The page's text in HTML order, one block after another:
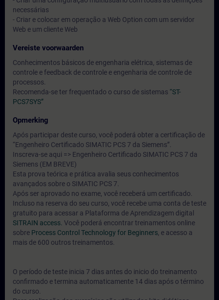
necessárias
- Criar e colocar em operação a Web Option com um servidor
Web e um cliente Web
Vereiste voorwaarden
Conhecimentos básicos de engenharia elétrica, sistemas de
controle e feedback de controle e engenharia de controle de
processos.
Recomenda-se ter frequentado o curso de sistemas “ST-
PCS7SYS”
Opmerking
Após participar deste curso, você poderá obter a certificação de
“Engenheiro Certificado SIMATIC PCS 7 da Siemens”.
Inscreva-se aqui => Engenheiro Certificado SIMATIC PCS 7 da
Siemens (EM BREVE)
Esta prova teórica e prática avalia seus conhecimentos
avançados sobre o SIMATIC PCS 7.
Após ser aprovado no exame, você receberá um certificado.
Incluso na reserva do seu curso, você recebe uma conta de teste
gratuito para acessar a Plataforma de Aprendizagem digital
SITRAIN access. Você poderá encontrar treinamentos online
sobre Process Control Technology for Beginners, e acesso a
mais de 600 outros treinamentos.
O período de teste inicia 7 dias antes do inicio do treinamento
confirmado e termina automaticamente 14 dias após o término
do curso.